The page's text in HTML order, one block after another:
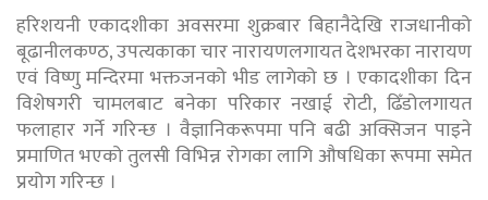
हरिशयनी एकादशीका अवसरमा शुक्रबार बिहानैदेखि राजधानीको
बूढानीलकण्ठ, उपत्यकाका चार नारायणलगायत देशभरका नारायण
एवं विष्णु मन्दिरमा भक्तजनको भीड लागेको छ । एकादशीका दिन
विशेषगरी चामलबाट बनेका परिकार नखाई रोटी, ढिँडोलगायत
फलाहार गर्ने गरिन्छ । वैज्ञानिकरूपमा पनि बढी अक्सिजन पाइने
प्रमाणित भएको तुलसी विभिन्न रोगका लागि औषधिका रूपमा समेत
प्रयोग गरिन्छ ।